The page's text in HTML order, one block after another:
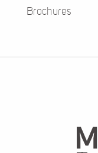
Brochures